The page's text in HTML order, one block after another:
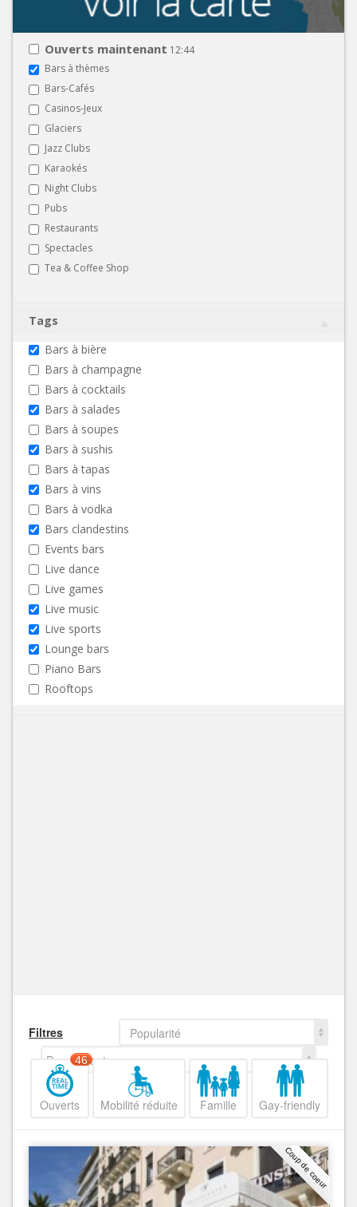
Ouverts maintenant 12:44
Bars à thèmes
Bars-Cafés
Casinos-Jeux
Glaciers
Jazz Clubs
Karaokés
Night Clubs
Pubs
Restaurants
Spectacles
Tea & Coffee Shop
Tags
Bars à bière
Bars à champagne
Bars à cocktails
Bars à salades
Bars à soupes
Bars à sushis
Bars à tapas
Bars à vins
Bars à vodka
Bars clandestins
Events bars
Live dance
Live games
Live music
Live sports
Lounge bars
Piano Bars
Rooftops
Filtres
Popularité
Decroissant
Ouverts
46
Mobilité réduite Famille Gay-friendly
Coup de coeur